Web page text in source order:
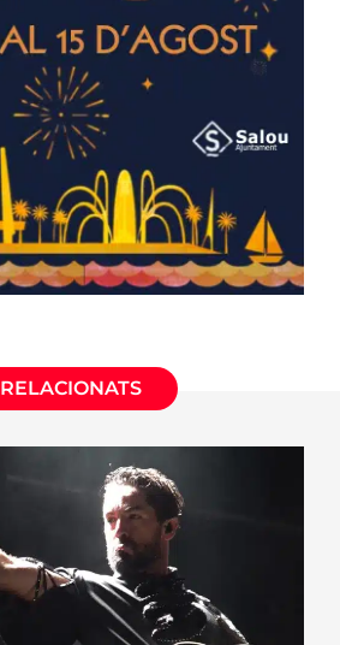
RELACIONATS